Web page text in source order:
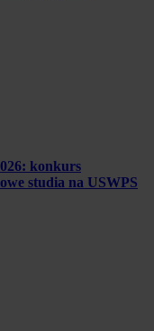
konkurs
studia na USWPS